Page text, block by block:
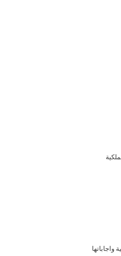
واجاباتها